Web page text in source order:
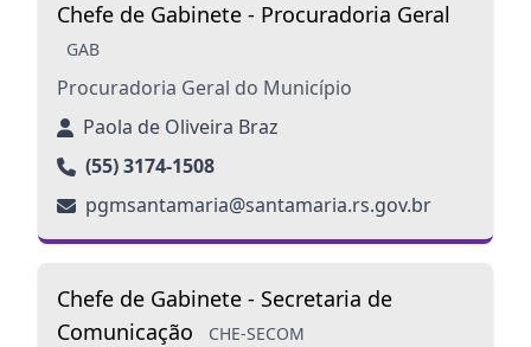
Chefe de Gabinete - Procuradoria Geral
GAB
Procuradoria Geral do Município
Paola de Oliveira Braz
(55) 3174-1508
pgmsantamaria@santamaria.rs.gov.br
Chefe de Gabinete - Secretaria de
Comunicação
CHE-SECOM